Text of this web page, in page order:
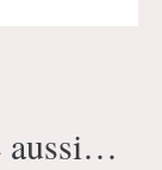
aussi…